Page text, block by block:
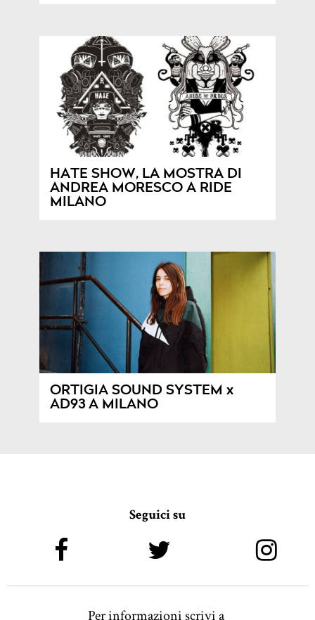
HATE SHOW, LA MOSTRA DI
ANDREA MORESCO A RIDE
MILANO
ORTIGIA SOUND SYSTEM x
AD93 A MILANO
Seguici su
Per informazioni scrivi a